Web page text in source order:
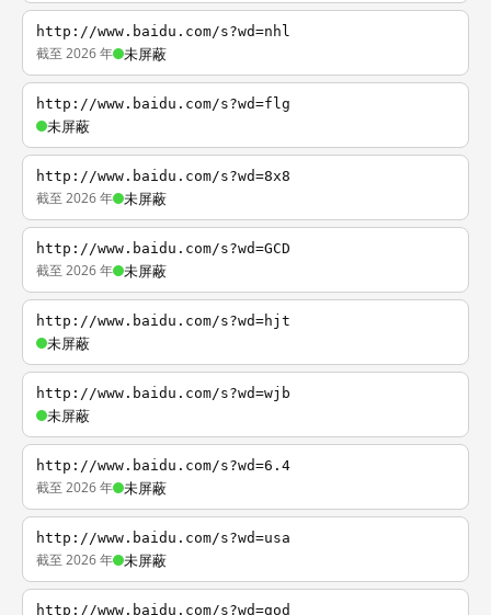
http://www.baidu.com/s?wd=nhl
截至 2026 年 未屏蔽
http://www.baidu.com/s?wd=flg
未屏蔽
http://www.baidu.com/s?wd=8x8
截至 2026 年 未屏蔽
http://www.baidu.com/s?wd=GCD
截至 2026 年 未屏蔽
http://www.baidu.com/s?wd=hjt
未屏蔽
http://www.baidu.com/s?wd=wjb
未屏蔽
http://www.baidu.com/s?wd=6.4
截至 2026 年 未屏蔽
http://www.baidu.com/s?wd=usa
截至 2026 年 未屏蔽
http://www.baidu.com/s?wd=god